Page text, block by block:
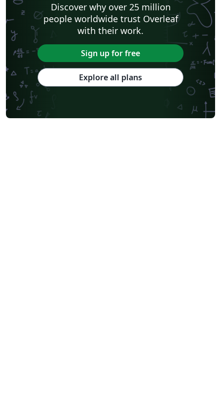
Discover why over 25 million
people worldwide trust Overleaf
with their work.
Sign up for free
Explore all plans